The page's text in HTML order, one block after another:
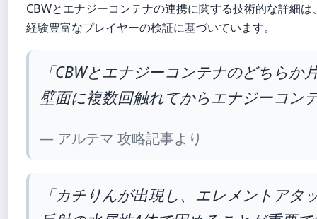
CBWとエナジーコンテナの連携に関する技術的な詳細は
経験豊富なプレイヤーの検証に基づいています。
「CBWとエナジーコンテナのどちら
壁面に複数回触れてからエナジーコン
— アルテマ 攻略記事より
「カチりんが出現し、エレメントアタ